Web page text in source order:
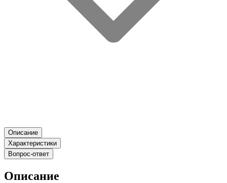
Описание
Характеристики
Вопрос-ответ
Описание